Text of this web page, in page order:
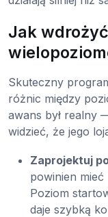
Jak
Skuteczny
różnic między
awans był realny
widzieć, że jego
Zaprojektuj
powinien
Poziom
daje szybką